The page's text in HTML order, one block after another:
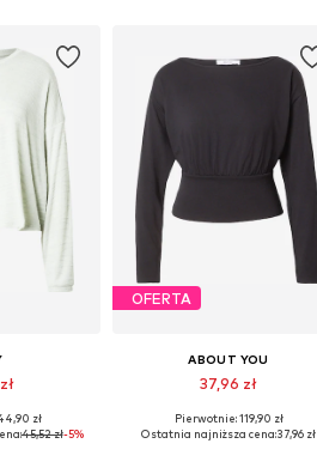
XS, S, M
zł
45,52 zł-5%
OFERTA
ABOUT YOU
37,96 zł
Dostępne rozmiary: S, M, L
Pierwotnie: 119,90 zł
Ostatnia najniższa cena:37,96 zł